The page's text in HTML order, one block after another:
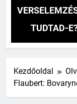
TUDTAD-
Vitéz Mihály: A
Kezdőoldal
Flaubert: